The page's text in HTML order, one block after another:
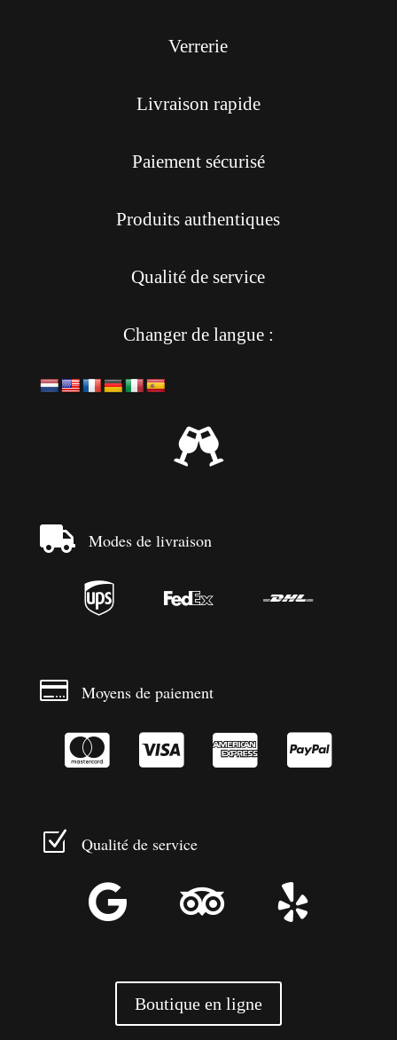
Verrerie
Livraison rapide
Paiement sécurisé
Produits authentiques
Qualité de service
Changer de langue :

 Modes de livraison
  
 Moyens de paiement
   
Z Qualité de service
  
Boutique en ligne